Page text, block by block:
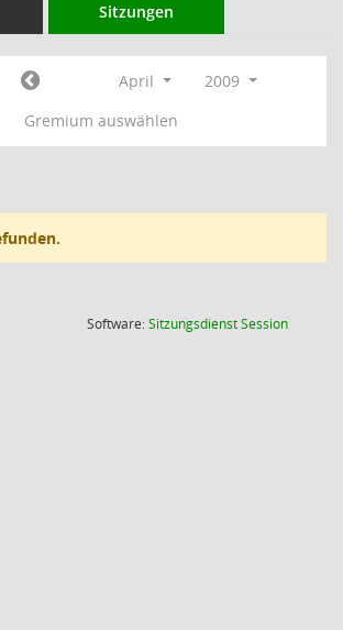
Sitzungen
April
2009
Gremium auswählen
Software:SitzungsdienstSession(Wird in